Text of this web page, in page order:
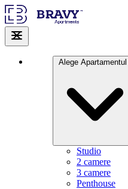
Alege Apartamentul
Studio
2 camere
3 camere
Penthouse